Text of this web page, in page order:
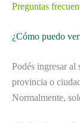
Preguntas
¿Cómo puedo
Podés ingresar
provincia o
Normalmente,